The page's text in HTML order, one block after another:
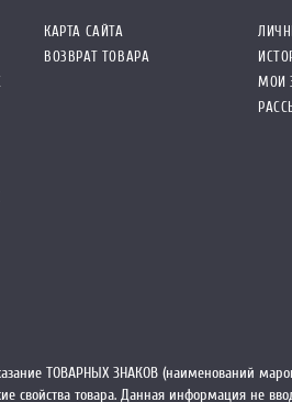
КАРТА САЙТА
ВОЗВРАТ ТОВАРА
МОИ
ТОВАРНЫХ ЗНАКОВ (наименований
свойства товара. Данная информация не